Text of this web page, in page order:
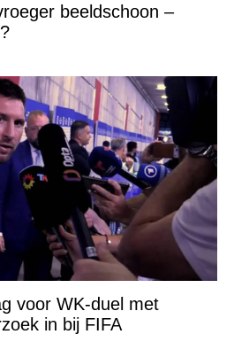
beeldschoon –
voor WK-duel met
in bij FIFA